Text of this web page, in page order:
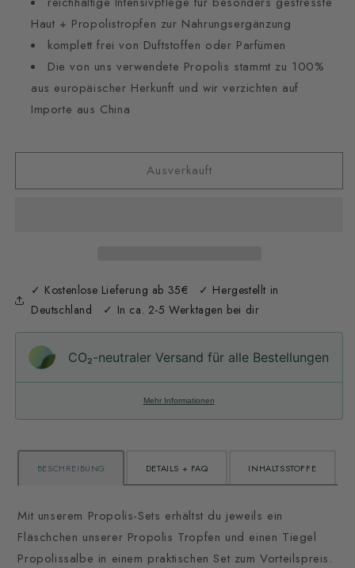
Haut + Propolistropfen zur Nahrungsergänzung
komplett frei von Duftstoffen oder Parfümen
Die von uns verwendete Propolis stammt zu 100%
aus europäischer Herkunft und wir verzichten auf
Importe aus China
Ausverkauft
✓ Kostenlose Lieferung ab 35€ ✓ Hergestellt in
Deutschland ✓ In ca. 2-5 Werktagen bei dir
CO₂-neu­t­raler Versand für alle Bestellungen
Mehr Informationen
BESCHREIBUNG DETAILS + FAQ INHALTSSTOFFE
Mit unserem Propolis-Sets erhältst du jeweils ein
Fläschchen unserer Propolis Tropfen und einen Tiegel
Propolissalbe in einem praktischen Set zum Vorteilspreis.